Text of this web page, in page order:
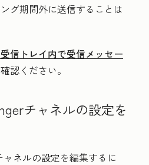
グ期間外に送信することは
信トレイ内で受信メッセー
認ください。
チャネルの設定を
ャネルの設定を編集するに